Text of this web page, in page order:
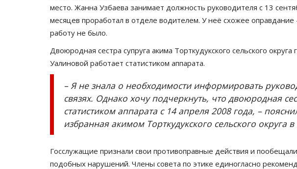
место. Жанна Узбаева занимает должность руководителя с 13
месяцев проработал в отделе водителем. У неё схожее
работу не было.
Двоюродная сестра супруга акима Торткудукского сельского
Уалиновой работает статистиком аппарата.
– Я не знала о необходимости информировать
связях. Однако хочу подчеркнуть, что двоюродная
статистиком аппарата с 14 апреля 2008 года, –
избранная акимом Торткудукского сельского округа
Госслужащие признали свои противоправные действия и
подобных нарушений. Члены совета по этике единогласно